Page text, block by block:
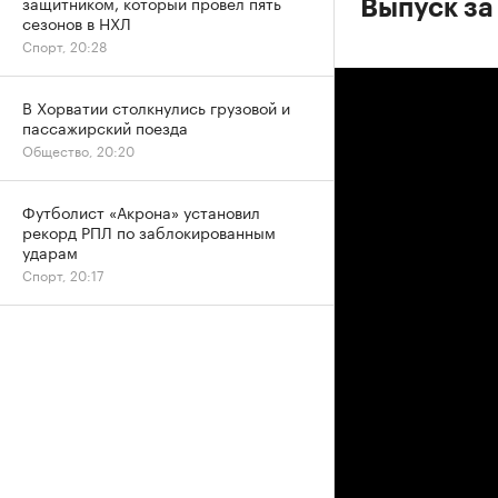
Выпуск
сезонов в НХЛ
Спорт, 20:28
В Хорватии столкнулись грузовой и
пассажирский поезда
Общество, 20:20
Футболист «Акрона» установил
рекорд РПЛ по заблокированным
ударам
Спорт, 20:17